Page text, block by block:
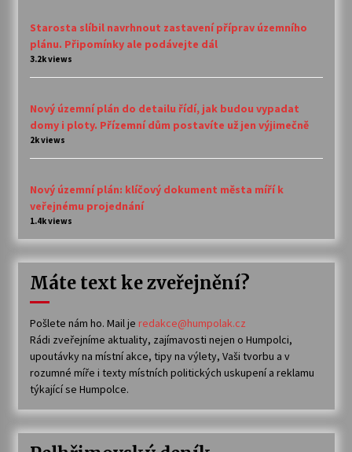
Starosta slíbil navrhnout zastavení příprav územního
plánu. Připomínky ale podávejte dál
3.2k views
Nový územní plán do detailu řídí, jak budou vypadat
domy i ploty. Přízemní dům postavíte už jen výjimečně
2k views
Nový územní plán: klíčový dokument města míří k
veřejnému projednání
1.4k views
Máte text ke zveřejnění?
Pošlete nám ho. Mail je redakce@humpolak.cz
Rádi zveřejníme aktuality, zajímavosti nejen o Humpolci,
upoutávky na místní akce, tipy na výlety, Vaši tvorbu a v
rozumné míře i texty místních politických uskupení a reklamu
týkající se Humpolce.